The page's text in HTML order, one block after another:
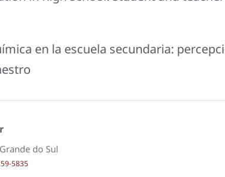
en la escuela secundaria:
do Sul
5835